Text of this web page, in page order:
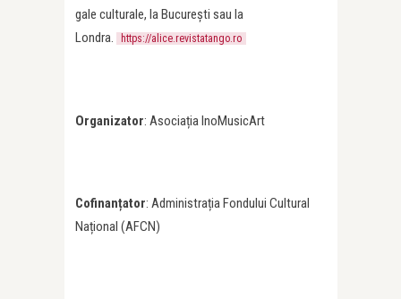
gale culturale, la București sau la
Londra.
https://alice.revistatango.ro
Organizator: Asociația InoMusicArt
Cofinanțator: Administrația Fondului Cultural
Național (AFCN)